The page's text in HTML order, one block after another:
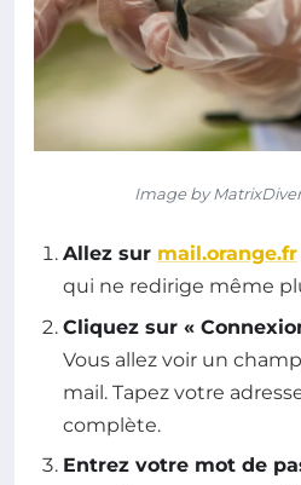
Image by
Allez sur mail.orange.fr
qui ne redirige même
Cliquez sur «
Vous allez voir un
mail. Tapez votre
complète.
Entrez votre mot de